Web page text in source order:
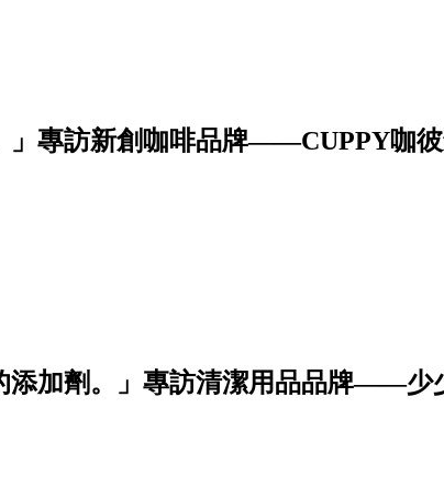
」專訪新創咖啡品牌——CUPPY咖
添加劑。」專訪清潔用品品牌——少